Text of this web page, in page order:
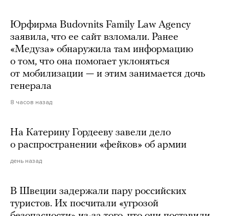
Юрфирма Budovnits Family Law Agency
заявила, что ее сайт взломали. Ранее
«Медуза» обнаружила там информацию
о том, что она помогает уклоняться
от мобилизации — и этим занимается дочь
генерала
8 часов назад
На Катерину Гордееву завели дело
о распространении «фейков» об армии
день назад
В Швеции задержали пару российских
туристов. Их посчитали «угрозой